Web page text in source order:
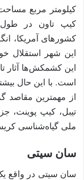
کیپ تاون در طول
کشور‌های آمریکا،
این کشمکش‌ها آثار
است. با این حال
از مهمترین مقاصد
تیبل، کیپ پوینت،
ملی گیاه‌شناسی
سان سیتی
سان سیتی در واقع